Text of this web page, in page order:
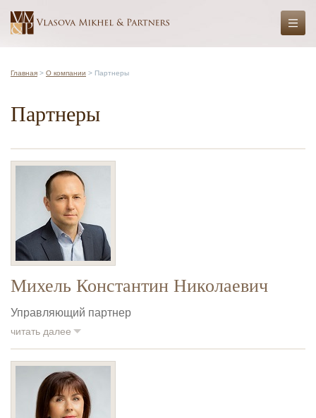
Главная > О компании > Партнеры
Партнеры
Михель Константин Николаевич
Управляющий партнер
читать далее